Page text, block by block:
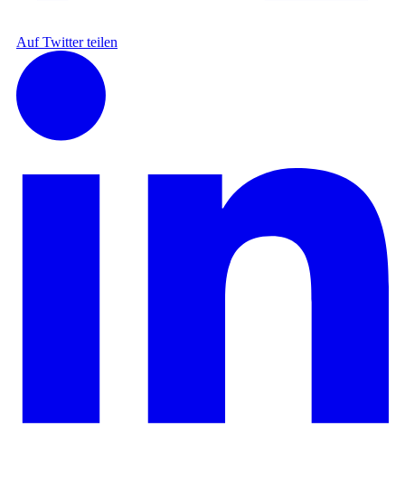
Auf Twitter teilen